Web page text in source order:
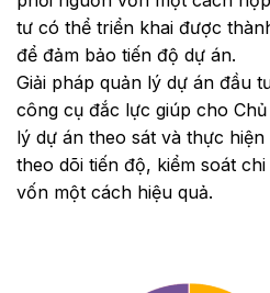
tư có thể triển khai được
để đảm bảo tiến độ dự án.
Giải pháp quản lý dự án đầu
công cụ đắc lực giúp cho
lý dự án theo sát và thực
theo dõi tiến độ, kiểm soát
vốn một cách hiệu quả.